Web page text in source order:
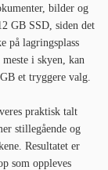
bilder og
GB SSD, siden det
på lagringsplass
i skyen, kan
et tryggere valg.
praktisk talt
stillegående og
Resultatet er
som oppleves